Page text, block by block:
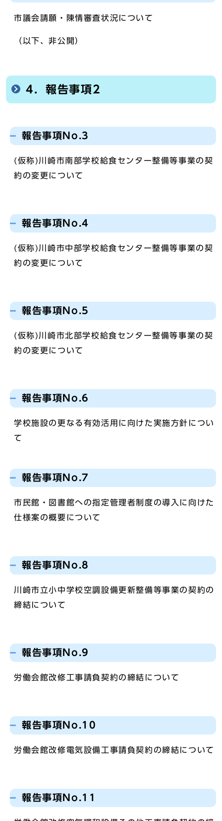
市議会請願・陳情審査状況について
（以下、非公開）
4．報告事項2
報告事項No.3
(仮称)川崎市南部学校給食センター整備等事業の契
約の変更について
報告事項No.4
(仮称)川崎市中部学校給食センター整備等事業の契
約の変更について
報告事項No.5
(仮称)川崎市北部学校給食センター整備等事業の契
約の変更について
報告事項No.6
学校施設の更なる有効活用に向けた実施方針につい
て
報告事項No.7
市民館・図書館への指定管理者制度の導入に向けた
仕様案の概要について
報告事項No.8
川崎市立小中学校空調設備更新整備等事業の契約の
締結について
報告事項No.9
労働会館改修工事請負契約の締結について
報告事項No.10
労働会館改修電気設備工事請負契約の締結について
報告事項No.11